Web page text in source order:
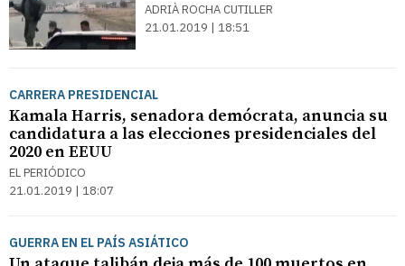
ADRIÀ ROCHA CUTILLER
21.01.2019 | 18:51
CARRERA PRESIDENCIAL
Kamala Harris, senadora demócrata, anuncia su
candidatura a las elecciones presidenciales del
2020 en EEUU
EL PERIÓDICO
21.01.2019 | 18:07
GUERRA EN EL PAÍS ASIÁTICO